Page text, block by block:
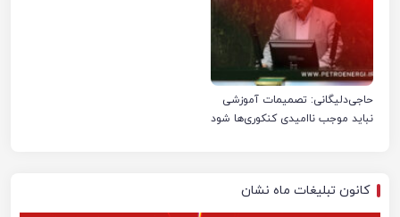
حاجی‌دلیگانی: تصمیمات آموزشی
نباید موجب ناامیدی کنکوری‌ها شود
کانون تبلیغات ماه نشان